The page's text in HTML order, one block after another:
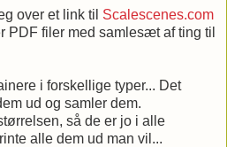
over et link til Scalescenes.com
PDF filer med samlesæt af ting til
i forskellige typer... Det
ud og samler dem.
så de er jo i alle
alle dem ud man vil...